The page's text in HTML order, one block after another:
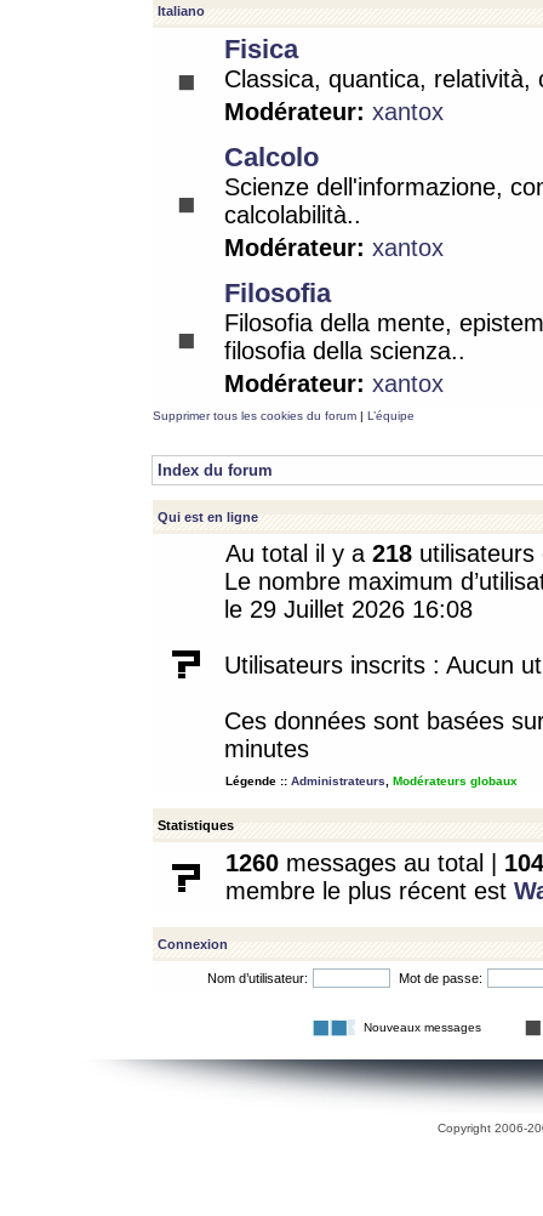
Italiano
Fisica
Classica, quantica, relatività,
Modérateur: xantox
Calcolo
Scienze dell'informazione,
calcolabilità..
Modérateur: xantox
Filosofia
Filosofia della mente,
filosofia della scienza..
Modérateur: xantox
Supprimer tous les cookies du forum | L’équipe
Index du forum
Qui est en ligne
Au total il y a 218
Le nombre maximum
le 29 Juillet 2026 16:08
Utilisateurs inscrits : Aucun
Ces données sont basées
minutes
Légende :: Administrateurs Modérateurs globaux
Statistiques
1260 messages au total | 104
membre le plus récent est
Connexion
Nom d’utilisateur: Mot de passe:
Nouveaux messages
Copyright 2006-